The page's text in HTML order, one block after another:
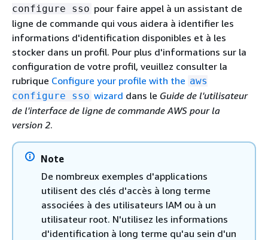
configure sso pour faire appel à un assistant de
ligne de commande qui vous aidera à identifier les
informations d'identification disponibles et à les
stocker dans un profil. Pour plus d'informations sur la
configuration de votre profil, veuillez consulter la
rubrique Configure your profile with the aws
configure sso wizard dans le Guide de l'utilisateur
de l'interface de ligne de commande AWS pour la
version 2.
Note
De nombreux exemples d'applications
utilisent des clés d'accès à long terme
associées à des utilisateurs IAM ou à un
utilisateur root. N'utilisez les informations
d'identification à long terme qu'au sein d'un